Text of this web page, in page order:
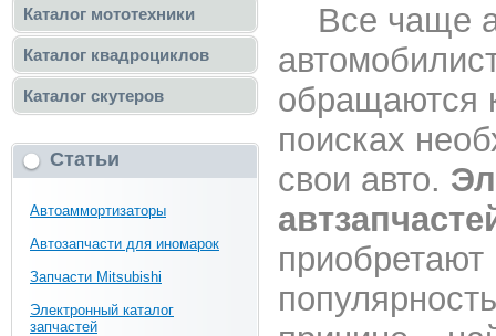
Каталог мототехники
Каталог квадроциклов
Каталог скутеров
Статьи
Автоаммортизаторы
Автозапчасти для иномарок
Запчасти Mitsubishi
Электронный каталог
запчастей
Все чаще
обращаются
поисках
свои авто.